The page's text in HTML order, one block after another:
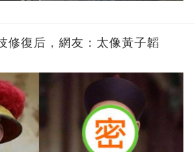
修復后，網友：太像黃子韜